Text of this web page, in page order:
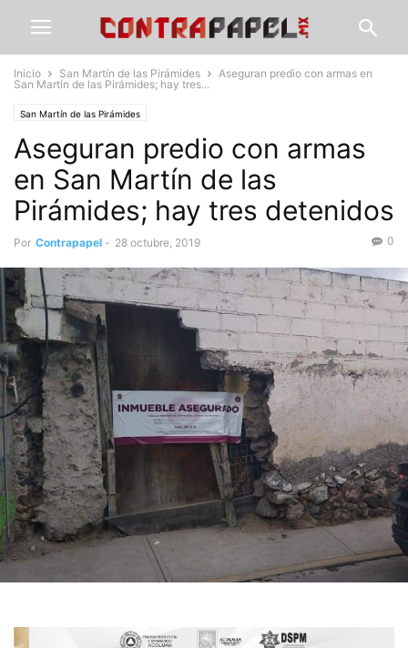
Inicio San Martín de las Pirámides
Aseguran predio con armas en
San Martín de las Pirámides; hay tres...
San Martín de las Pirámides
Aseguran predio con armas
en San Martín de las
Pirámides; hay tres detenidos
Por Contrapapel - 28 octubre, 2019 0